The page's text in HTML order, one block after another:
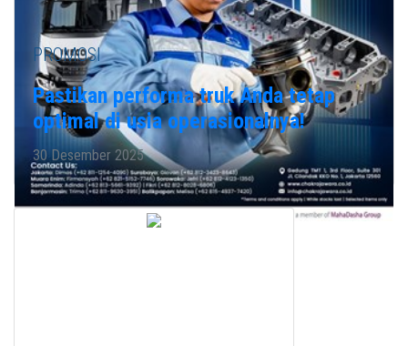
PROMOSI
Pastikan performa truk Anda tetap
optimal di usia operasionalnya!
30 Desember 2025